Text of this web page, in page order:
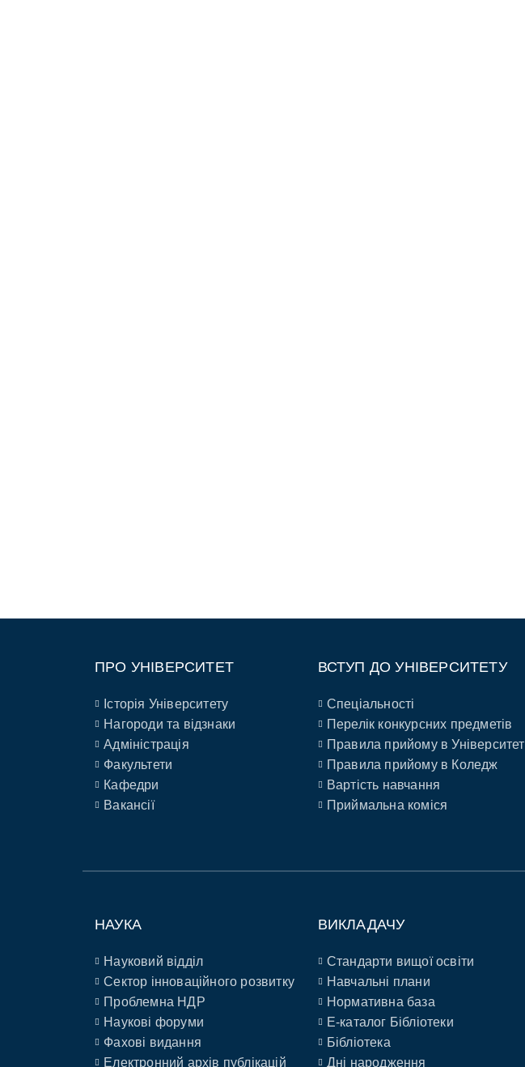
ПРО УНІВЕРСИТЕТ
Історія Університету
Нагороди та відзнаки
Адміністрація
Факультети
Кафедри
Вакансії
ВСТУП ДО УНІВЕРСИТЕТУ
Спеціальності
Перелік конкурсних предметів
Правила прийому в Університет
Правила прийому в Коледж
Вартість навчання
Приймальна коміся
НАУКА
Науковий відділ
Сектор інноваційного розвитку
Проблемна НДР
Наукові форуми
Фахові видання
Електронний архів публікацій
ВИКЛАДАЧУ
Стандарти вищої освіти
Навчальні плани
Нормативна база
E-каталог Бібліотеки
Бібліотека
Дні народження